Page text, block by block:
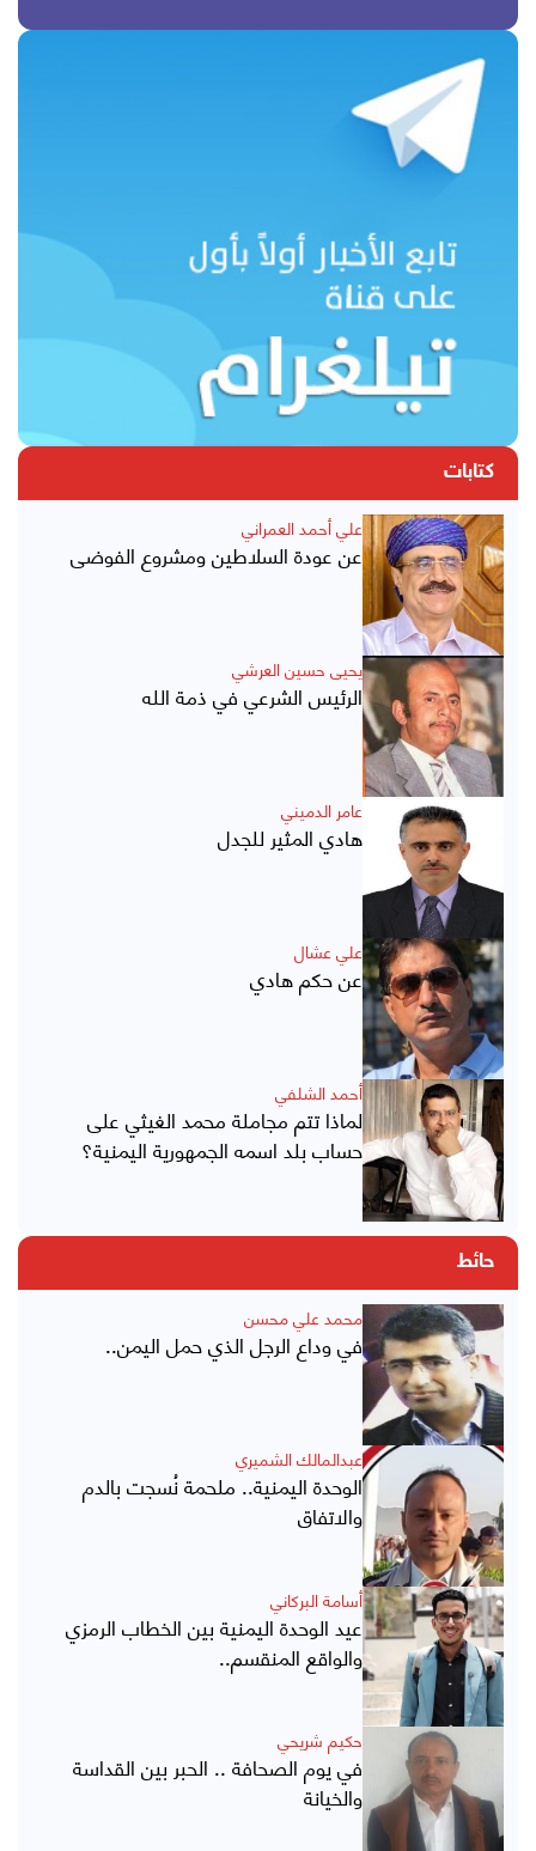
كتابات
علي أحمد العمراني
عن عودة السلاطين ومشروع الفوضى
يحيى حسين العرشي
الرئيس الشرعي في ذمة الله
عامر الدميني
هادي المثير للجدل
علي عشال
عن حكم هادي
أحمد الشلفي
لماذا تتم مجاملة محمد الغيثي على
حساب بلد اسمه الجمهورية اليمنية؟
حائط
محمد علي محسن
في وداع الرجل الذي حمل اليمن..
عبدالمالك الشميري
الوحدة اليمنية.. ملحمة نُسجت بالدم
والاتفاق
أسامة البركاني
عيد الوحدة اليمنية بين الخطاب الرمزي
والواقع المنقسم..
حكيم شريحي
في يوم الصحافة .. الحبر بين القداسة
والخيانة